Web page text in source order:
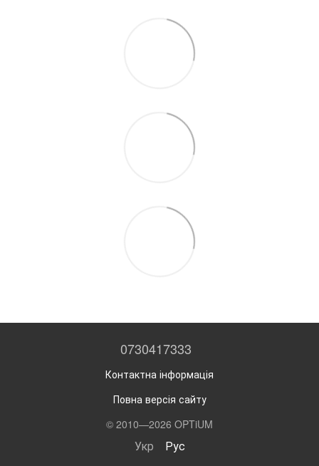
0730417333
Контактна інформація
Повна версія сайту
© 2010—2026 OPTiUM
Укр Рус